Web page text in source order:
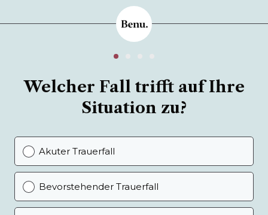
Welcher Fall trifft auf Ihre
Situation zu?
Akuter Trauerfall
Bevorstehender Trauerfall